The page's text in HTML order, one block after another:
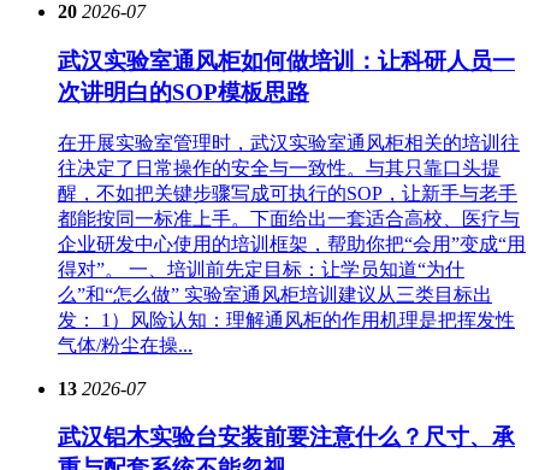
20 2026-07
武汉实验室通风柜如何做培训：让科研人员一
次讲明白的SOP模板思路
在开展实验室管理时，武汉实验室通风柜相关的培训往
往决定了日常操作的安全与一致性。与其只靠口头提
醒，不如把关键步骤写成可执行的SOP，让新手与老手
都能按同一标准上手。下面给出一套适合高校、医疗与
企业研发中心使用的培训框架，帮助你把“会用”变成“用
得对”。 一、培训前先定目标：让学员知道“为什
么”和“怎么做” 实验室通风柜培训建议从三类目标出
发： 1）风险认知：理解通风柜的作用机理是把挥发性
气体/粉尘在操...
13 2026-07
武汉铝木实验台安装前要注意什么？尺寸、承